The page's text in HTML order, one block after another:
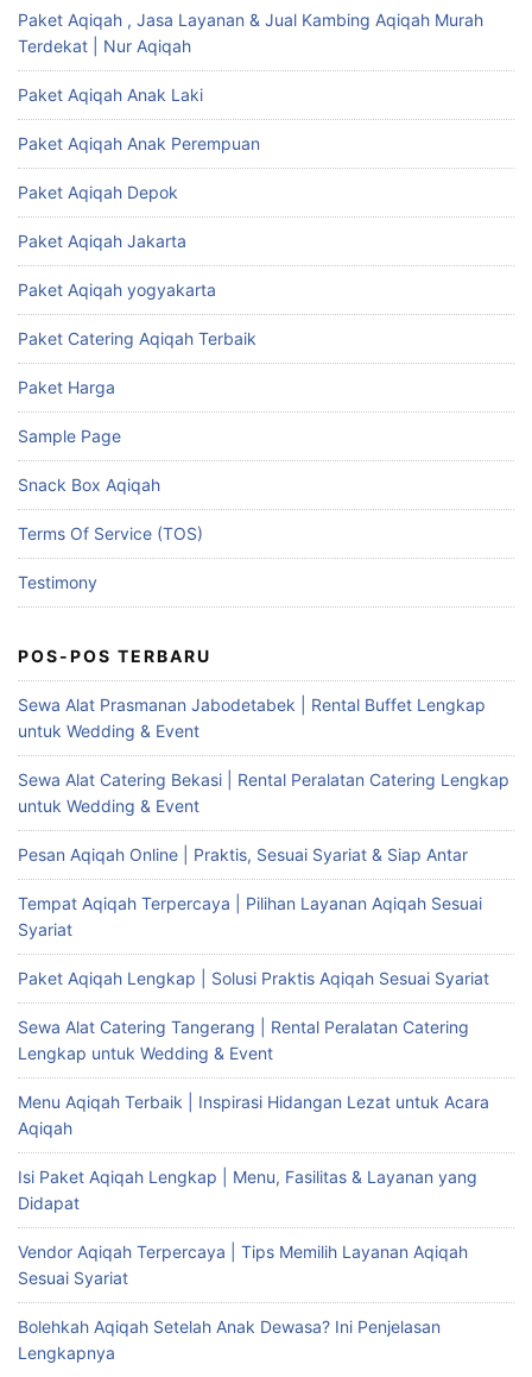
Paket Aqiqah , Jasa Layanan & Jual Kambing Aqiqah Murah
Terdekat | Nur Aqiqah
Paket Aqiqah Anak Laki
Paket Aqiqah Anak Perempuan
Paket Aqiqah Depok
Paket Aqiqah Jakarta
Paket Aqiqah yogyakarta
Paket Catering Aqiqah Terbaik
Paket Harga
Sample Page
Snack Box Aqiqah
Terms Of Service (TOS)
Testimony
POS-POS TERBARU
Sewa Alat Prasmanan Jabodetabek | Rental Buffet Lengkap
untuk Wedding & Event
Sewa Alat Catering Bekasi | Rental Peralatan Catering Lengkap
untuk Wedding & Event
Pesan Aqiqah Online | Praktis, Sesuai Syariat & Siap Antar
Tempat Aqiqah Terpercaya | Pilihan Layanan Aqiqah Sesuai
Syariat
Paket Aqiqah Lengkap | Solusi Praktis Aqiqah Sesuai Syariat
Sewa Alat Catering Tangerang | Rental Peralatan Catering
Lengkap untuk Wedding & Event
Menu Aqiqah Terbaik | Inspirasi Hidangan Lezat untuk Acara
Aqiqah
Isi Paket Aqiqah Lengkap | Menu, Fasilitas & Layanan yang
Didapat
Vendor Aqiqah Terpercaya | Tips Memilih Layanan Aqiqah
Sesuai Syariat
Bolehkah Aqiqah Setelah Anak Dewasa? Ini Penjelasan
Lengkapnya